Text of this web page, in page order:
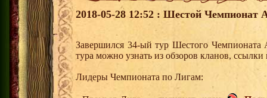
2018-05-28 12:52 : Шестой Чемпионат
Завершился 34-ый тур Шестого
тура можно узнать из обзоров кланов,
Лидеры Чемпионата по Лигам: